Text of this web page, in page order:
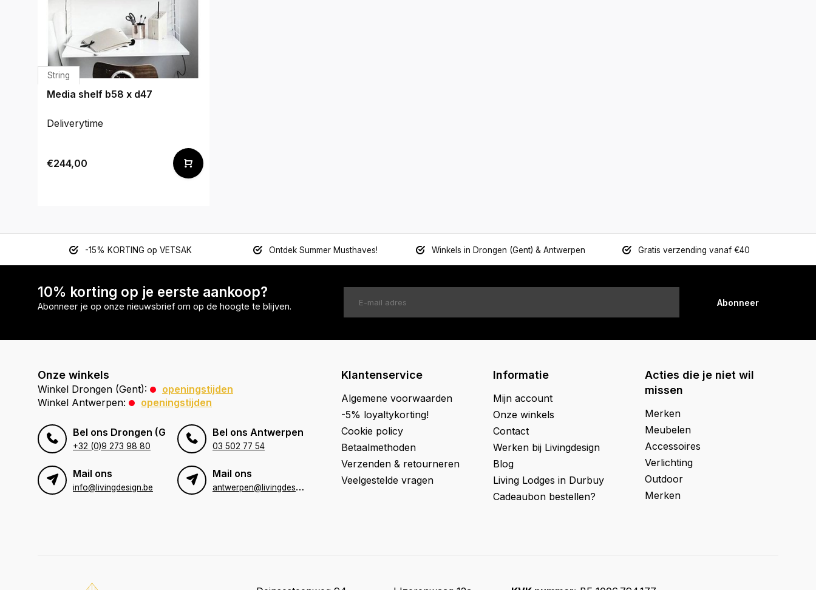
String
Media shelf b58 x d47
Deliverytime
€244,00
-15% KORTING op VETSAK Ontdek Summer Musthaves! Winkels in Drongen (Gent) & Antwerpen Gratis verzending vanaf €40
10% korting op je eerste aankoop?
Abonneer je op onze nieuwsbrief om op de hoogte te blijven. Abonneer
Onze winkels
Winkel Drongen (Gent):
openingstijden
Winkel Antwerpen:
openingstijden
Bel ons Drongen (Gent)
+32 (0)9 273 98 80
Bel ons Antwerpen
03 502 77 54
Mail ons
info@livingdesign.be
Mail ons
a
ntwerpen@livingdesign.be
Klantenservice
Algemene voorwaarden
-5% loyaltykorting!
Cookie policy
Betaalmethoden
Verzenden & retourneren
Veelgestelde vragen
Informatie
Mijn account
Onze winkels
Contact
Werken bij Livingdesign
Blog
Living Lodges in Durbuy
Cadeaubon bestellen?
Acties die je niet wil
missen
Merken
Meubelen
Accessoires
Verlichting
Outdoor
Merken